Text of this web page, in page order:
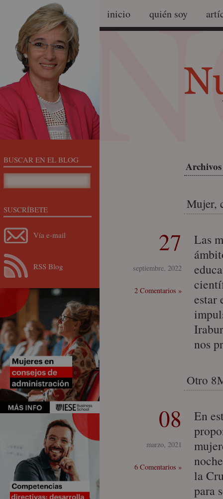
inicio quién soy
Mujer,
27
septiembre, 2022
2 Comentarios »
Las
estar
nos
Otro
08
marzo, 2021
6 Comentarios »
En
la
para
BUSCAR EN EL BLOG
SUSCRÍBETE
Vía e-mail
RSS Blog